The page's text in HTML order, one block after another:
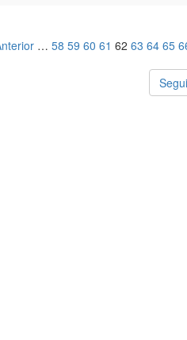
… 58 59 60 61 62 63 64 65